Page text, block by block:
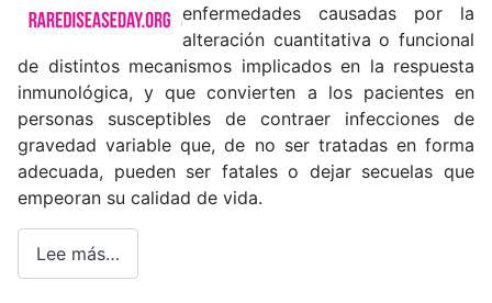
enfermedades causadas por la
alteración cuantitativa o funcional
de distintos mecanismos implicados en la respuesta
inmunológica, y que convierten a los pacientes en
personas susceptibles de contraer infecciones de
gravedad variable que, de no ser tratadas en forma
adecuada, pueden ser fatales o dejar secuelas que
empeoran su calidad de vida.
Lee más…